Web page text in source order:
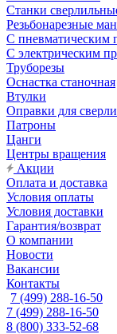
Станки
Резьбонарезные
С пневматическим
С электрическим
Труборезы
Оснастка станочная
Втулки
Оправки для
Патроны
Цанги
Центры вращения
Акции
Оплата и доставка
Условия оплаты
Условия доставки
Гарантия/возврат
О компании
Новости
Вакансии
Контакты
7 (499) 288-16-50
7 (499) 288-16-50
8 (800) 333-52-68